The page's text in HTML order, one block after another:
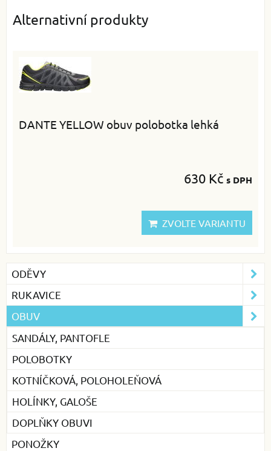
Alternativní produkty
DANTE YELLOW obuv polobotka lehká
630 Kč s DPH
ZVOLTE VARIANTU
ODĚVY
RUKAVICE
OBUV
SANDÁLY, PANTOFLE
POLOBOTKY
KOTNÍČKOVÁ, POLOHOLEŇOVÁ
HOLÍNKY, GALOŠE
DOPLŇKY OBUVI
PONOŽKY